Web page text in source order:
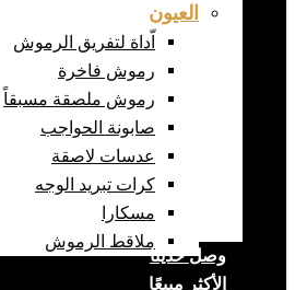
العيون
اّداة لتفريق الرموش
رموش فاخرة
رموش ملصقة مسبقاً
صابونة الحواجب
عدسات لاصقة
كرات تبريد الوجه
مسكارا
ملاقط الرموش
وصل حديثا
الأكثر مبيعًا